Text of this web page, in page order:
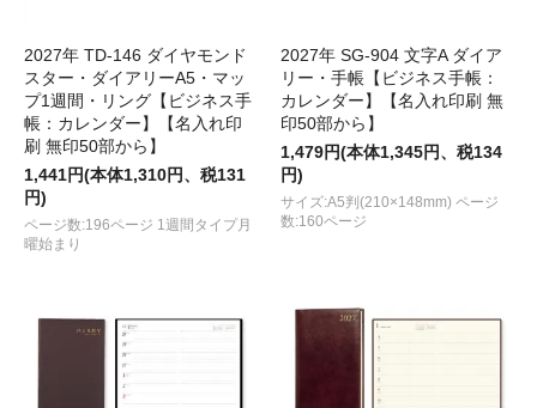
2027年 TD-146 ダイヤモンド
スター・ダイアリーA5・マッ
プ1週間・リング【ビジネス手
帳：カレンダー】【名入れ印
刷 無印50部から】
1,441円(本体1,310円、税131
円)
ページ数:196ページ 1週間タイプ月
曜始まり
2027年 SG-904 文字A ダイア
リー・手帳【ビジネス手帳：
カレンダー】【名入れ印刷 無
印50部から】
1,479円(本体1,345円、税134
円)
サイズ:A5判(210×148mm) ページ
数:160ページ